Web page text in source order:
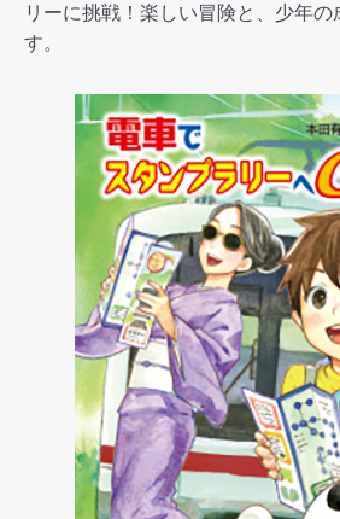
リーに挑戦！楽しい冒険と、少年
す。